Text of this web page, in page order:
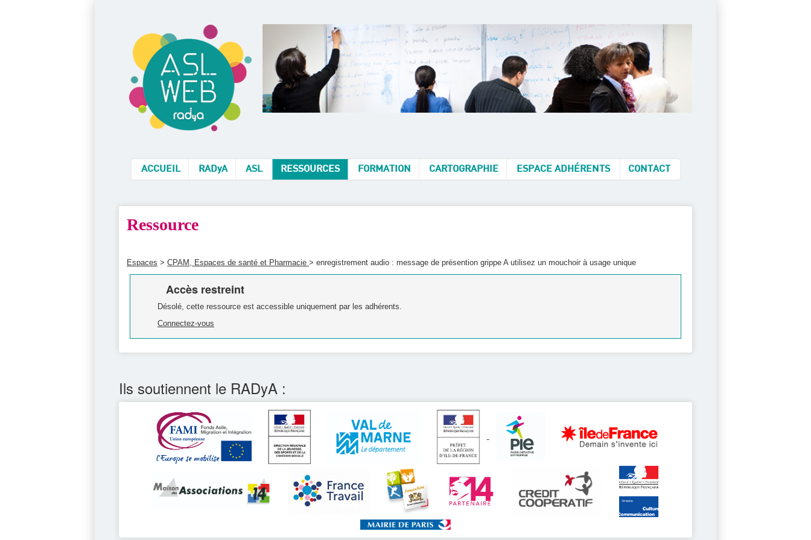
ACCUEIL RADyA ASL RESSOURCES FORMATION CARTOGRAPHIE ESPACE ADHÉRENTS CONTACT
Ressource
Espaces > CPAM, Espaces de santé et Pharmacie > enregistrement audio : message de présention grippe A utilisez un mouchoir à usage unique
Accès restreint
Désolé, cette ressource est accessible uniquement par les adhérents.
Connectez-vous
Ils soutiennent le RADyA :